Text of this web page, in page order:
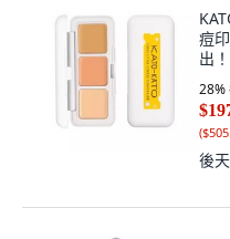
痘
出
28%
(
後